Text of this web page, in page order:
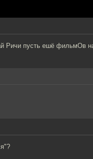
Ричи пусть ешё фильмОв